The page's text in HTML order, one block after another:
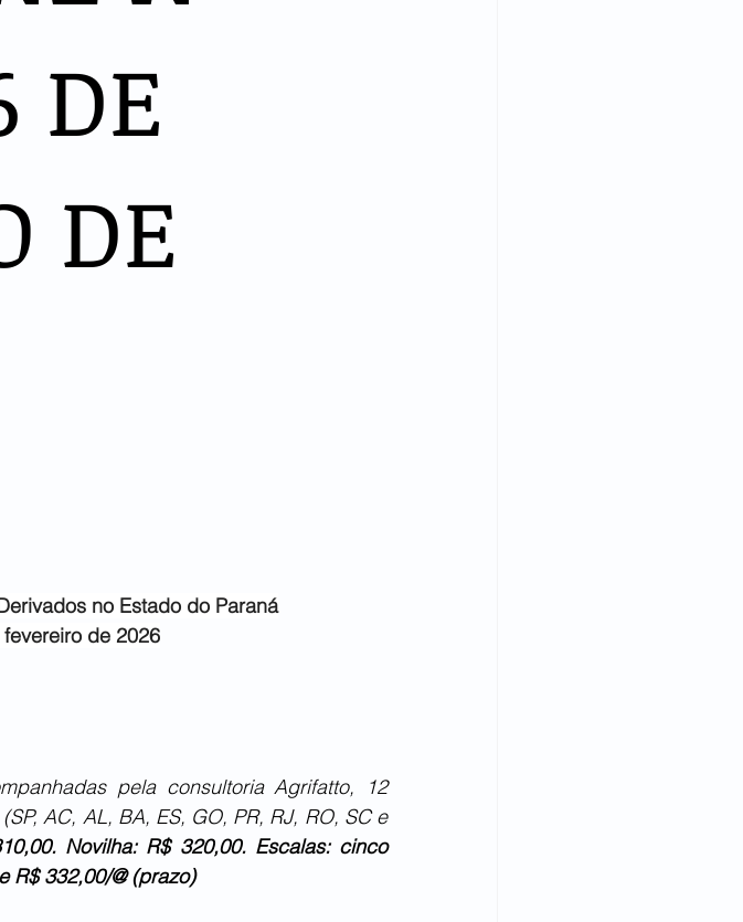
DE
DE
no Estado do Paraná
fevereiro de 2026
pela consultoria Agrifatto, 12
AC, AL, BA, ES, GO, PR, RJ, RO, SC e
Novilha: R$ 320,00. Escalas: cinco
R$ 332,00/@ (prazo)